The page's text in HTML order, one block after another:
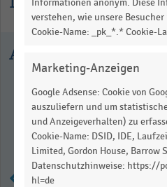
Ausgewählte
verstehen, wie unsere
Cookie-Name: _pk_*.* Cookie-
Marketing-Anzeigen
Google Adsense: Cookie von
auszuliefern und um
und Anzeigeverhalten) zu
Cookie-Name: DSID, IDE,
Limited, Gordon House, Barrow
Datenschutzhinweise: https://
hl=de